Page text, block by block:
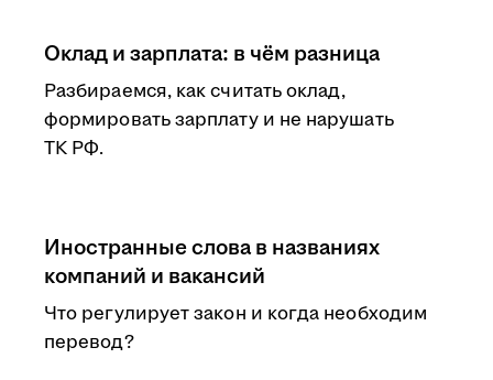
Оклад и зарплата: в чём разница
Разбираемся, как считать оклад,
формировать зарплату и не нарушать
ТК РФ.
Иностранные слова в названиях
компаний и вакансий
Что регулирует закон и когда необходим
перевод?